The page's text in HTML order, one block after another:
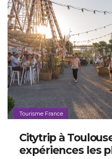
Tourisme France
Citytrip à
expériences les